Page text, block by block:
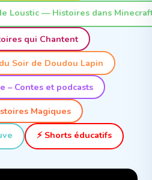
Loustic — Histoires dans
qui Chantent
Soir de Doudou Lapin
– Contes et podcasts
Magiques
⚡ Shorts éducatifs